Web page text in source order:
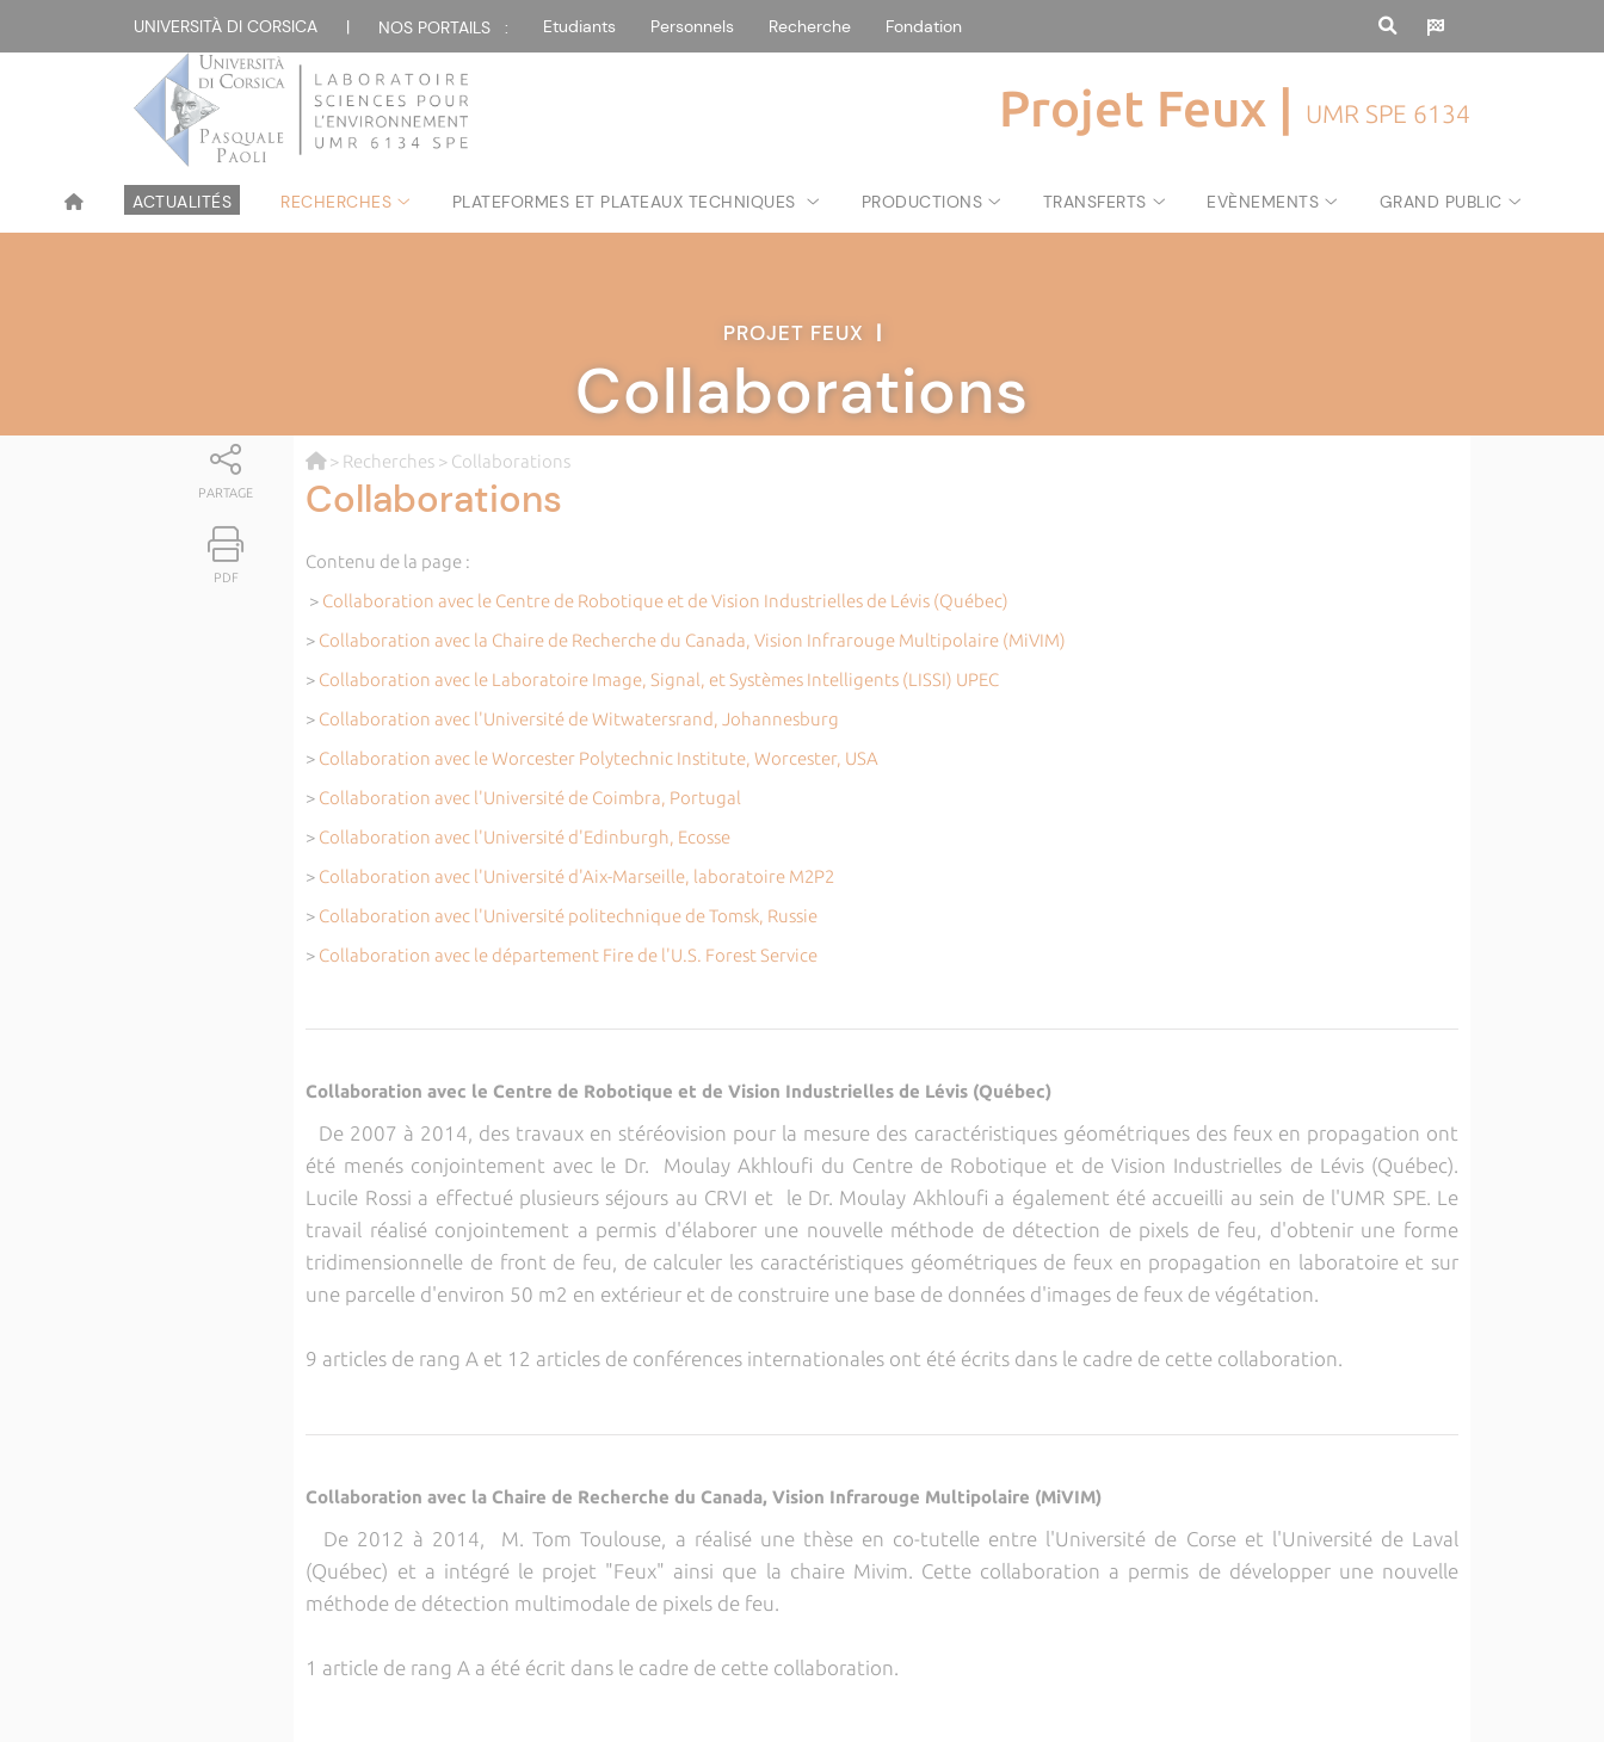
UNIVERSITÀ DI CORSICA | NOS PORTAILS : Etudiants Personnels Recherche Fondation
Projet Feux | UMR SPE 6134
ACTUALITÉS RECHERCHES PLATEFORMES ET PLATEAUX TECHNIQUES PRODUCTIONS TRANSFERTS EVÈNEMENTS GRAND PUBLIC
PROJET FEUX |
Collaborations
PARTAGE
PDF
> Recherches > Collaborations
Collaborations
Contenu de la page :
> Collaboration avec le Centre de Robotique et de Vision Industrielles de Lévis (Québec)
> Collaboration avec la Chaire de Recherche du Canada, Vision Infrarouge Multipolaire (MiVIM)
> Collaboration avec le Laboratoire Image, Signal, et Systèmes Intelligents (LISSI) UPEC
> Collaboration avec l'Université de Witwatersrand, Johannesburg
> Collaboration avec le Worcester Polytechnic Institute, Worcester, USA
> Collaboration avec l'Université de Coimbra, Portugal
> Collaboration avec l'Université d'Edinburgh, Ecosse
> Collaboration avec l'Université d'Aix-Marseille, laboratoire M2P2
> Collaboration avec l'Université politechnique de Tomsk, Russie
> Collaboration avec le département Fire de l'U.S. Forest Service
Collaboration avec le Centre de Robotique et de Vision Industrielles de Lévis (Québec)
De 2007 à 2014, des travaux en stéréovision pour la mesure des caractéristiques géométriques des feux en propagation ont
été menés conjointement avec le Dr. Moulay Akhloufi du Centre de Robotique et de Vision Industrielles de Lévis (Québec).
Lucile Rossi a effectué plusieurs séjours au CRVI et le Dr. Moulay Akhloufi a également été accueilli au sein de l'UMR SPE. Le
travail réalisé conjointement a permis d'élaborer une nouvelle méthode de détection de pixels de feu, d'obtenir une forme
tridimensionnelle de front de feu, de calculer les caractéristiques géométriques de feux en propagation en laboratoire et sur
une parcelle d'environ 50 m2 en extérieur et de construire une base de données d'images de feux de végétation.
9 articles de rang A et 12 articles de conférences internationales ont été écrits dans le cadre de cette collaboration.
Collaboration avec la Chaire de Recherche du Canada, Vision Infrarouge Multipolaire (MiVIM)
De 2012 à 2014, M. Tom Toulouse, a réalisé une thèse en co-tutelle entre l'Université de Corse et l'Université de Laval
(Québec) et a intégré le projet "Feux" ainsi que la chaire Mivim. Cette collaboration a permis de développer une nouvelle
méthode de détection multimodale de pixels de feu.
1 article de rang A a été écrit dans le cadre de cette collaboration.